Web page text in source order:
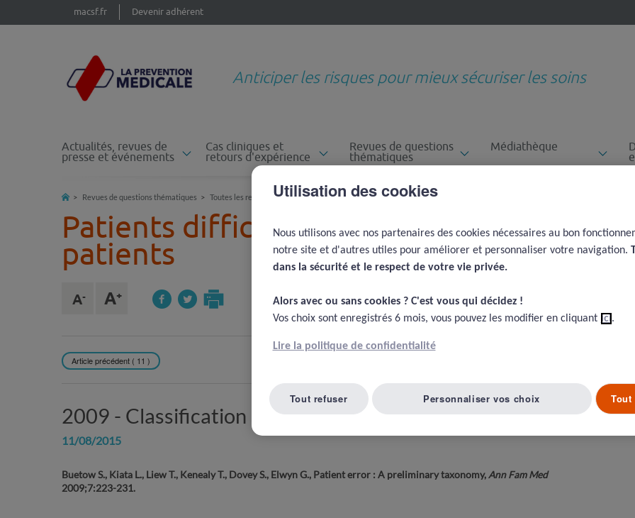
macsf.fr Devenir adhérent
Anticiper les risques pour mieux sécuriser les soins
Actualités, revues de
presse et événements
Cas cliniques et
retours d'expérience
Revues de questions
thématiques
Médiathèque
Revues de questions thématiques Toutes les revues de questions Patients difficiles, conflits avec les patients
Patients difficiles, conflits avec les
patients
Article précédent ( 11 )
2009 - Classification des erreurs des patients
11/08/2015
Buetow S., Kiata L., Liew T., Kenealy T., Dovey S., Elwyn G., Patient error : A preliminary taxonomy, Ann Fam Med
2009;7:223-231.
Utilisation des cookies
Nous utilisons avec nos partenaires des cookies nécessaires au bon
notre site et d'autres utiles pour améliorer et personnaliser votre navigation.
dans la sécurité et le respect de votre vie privée.​
Alors avec ou sans cookies ? C'est vous qui décidez !​
Vos choix sont enregistrés 6 mois, vous pouvez les modifier en cliquant ici.
Lire la politique de confidentialité
Tout refuser Personnaliser vos choix